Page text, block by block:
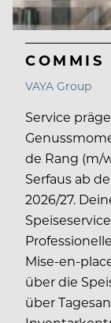
VAYA Group
Service
de Rang (m/
Serfaus ab
2026/27.
Mise-en-
über die
über